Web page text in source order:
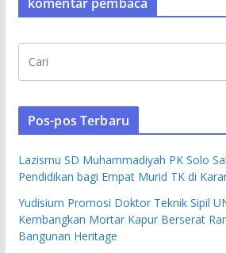
Pos-pos Terbaru
Lazismu SD Muhammadiyah PK Solo
Pendidikan bagi Empat Murid TK di
Yudisium Promosi Doktor Teknik Sipil
Kembangkan Mortar Kapur Berserat
Bangunan Heritage